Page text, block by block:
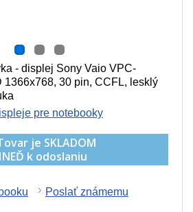
- displej Sony Vaio VPC-
1366x768, 30 pin, CCFL, lesklý
pre notebooky
je SKLADOM
k odoslaniu
Poslať známemu